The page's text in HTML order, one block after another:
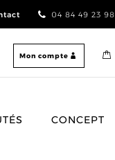
04 84 49 23 98
Mon compte
CONCEPT